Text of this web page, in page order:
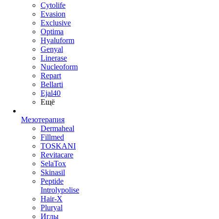
Cytolife
Evasion
Exclusive
Optima
Hyaluform
Genyal
Linerase
Nucleoform
Repart
Bellarti
Ejal40
Ещё
Мезотерапия
Dermaheal
Fillmed
TOSKANI
Revitacare
SelaTox
Skinasil
Peptide
Introlypolise
Hair-X
Pluryal
Иглы